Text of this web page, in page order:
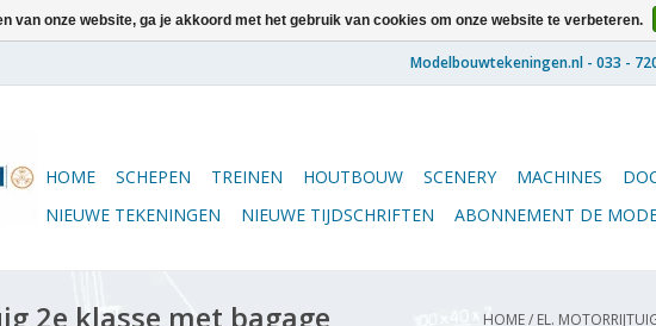
HOME SCHEPEN TREINEN HOUTBOUW SCENERY MACHINES
NIEUWE TEKENINGEN
NIEUWE TIJDSCHRIFTEN ABONNEMENT DE
2e klasse met bagage
HOME/ EL.
van onze website, ga je akkoord met het gebruik van cookies om onze website te verbeteren.